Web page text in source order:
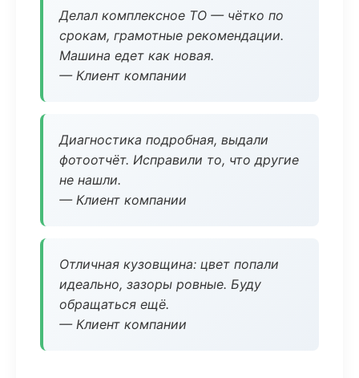
Делал комплексное ТО — чётко по
срокам, грамотные рекомендации.
Машина едет как новая.
— Клиент компании
Диагностика подробная, выдали
фотоотчёт. Исправили то, что другие
не нашли.
— Клиент компании
Отличная кузовщина: цвет попали
идеально, зазоры ровные. Буду
обращаться ещё.
— Клиент компании